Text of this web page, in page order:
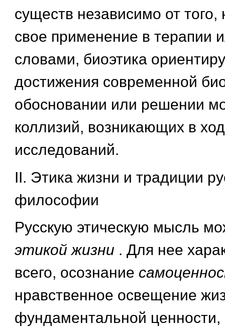
существ независимо от того,
свое применение в терапии
словами, биоэтика
достижения современной
обосновании или решении
коллизий, возникающих в
исследований.
II. Этика жизни и традиции
философии
Русскую этическую мысль
этикой жизни . Для нее
всего, осознание
нравственное освещение
фундаментальной ценности,